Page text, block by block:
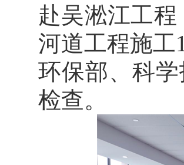
赴吴淞江工
河道工程施工
环保部、科
检查。